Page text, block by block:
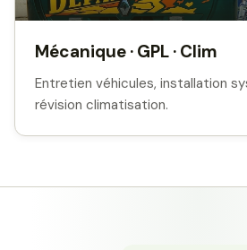
Mécanique · GPL · Clim
Entretien véhicules, installation
révision climatisation.